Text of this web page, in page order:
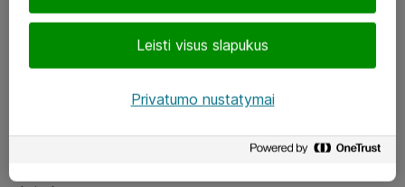
LinkedIn
Leisti visus slapukus
Privatumo nustatymai